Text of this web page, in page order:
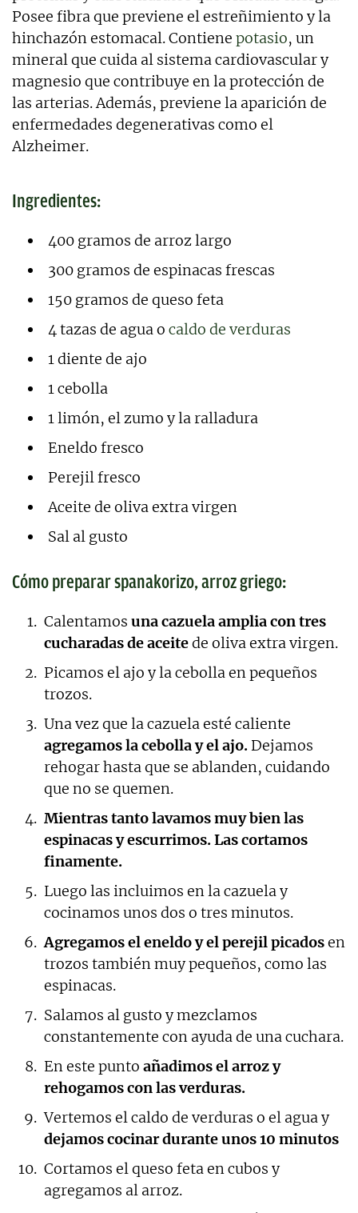
Posee fibra que previene el estreñimiento y la
hinchazón estomacal. Contiene potasio, un
mineral que cuida al sistema cardiovascular y
magnesio que contribuye en la protección de
las arterias. Además, previene la aparición de
enfermedades degenerativas como el
Alzheimer.
Ingredientes:
400 gramos de arroz largo
300 gramos de espinacas frescas
150 gramos de queso feta
4 tazas de agua o caldo de verduras
1 diente de ajo
1 cebolla
1 limón, el zumo y la ralladura
Eneldo fresco
Perejil fresco
Aceite de oliva extra virgen
Sal al gusto
Cómo preparar spanakorizo, arroz griego:
Calentamos una cazuela amplia con tres
cucharadas de aceitede oliva extra virgen.
Picamos el ajo y la cebolla en pequeños
trozos.
Una vez que la cazuela esté caliente
agregamos la cebolla y el ajo. Dejamos
rehogar hasta que se ablanden, cuidando
que no se quemen.
Mientras tanto lavamos muy bien las
espinacas y escurrimos. Las cortamos
finamente.
Luego las incluimos en la cazuela y
cocinamos unos dos o tres minutos.
Agregamos el eneldo y el perejil picadosen
trozos también muy pequeños, como las
espinacas.
Salamos al gusto y mezclamos
constantemente con ayuda de una cuchara.
En este punto añadimos el arroz y
rehogamos con las verduras.
Vertemos el caldo de verduras o el agua y
dejamos cocinar durante unos 10 minutos
Cortamos el queso feta en cubos y
agregamos al arroz.